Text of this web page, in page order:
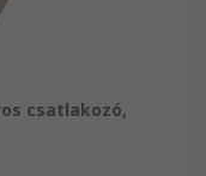
csatlakozó,